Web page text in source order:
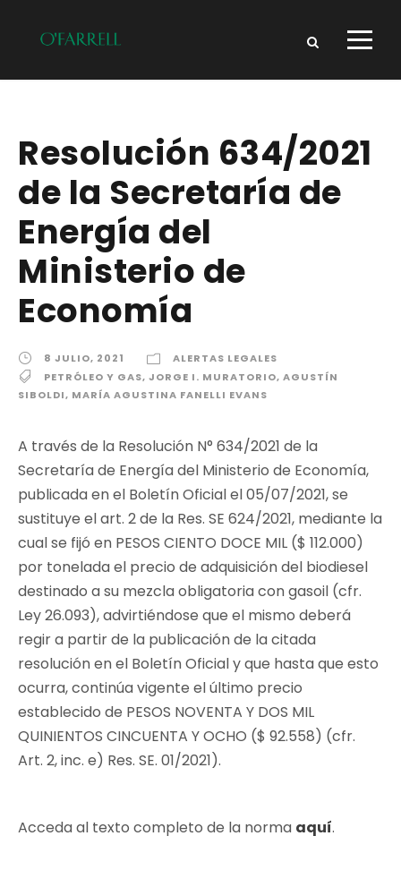
Resolución 634/2021
de la Secretaría de
Energía del
Ministerio de
Economía
8 JULIO, 2021
ALERTAS LEGALES
PETRÓLEO Y GAS, JORGE I. MURATORIO, AGUSTÍN
SIBOLDI, MARÍA AGUSTINA FANELLI EVANS
A través de la Resolución N° 634/2021 de la
Secretaría de Energía del Ministerio de Economía,
publicada en el Boletín Oficial el 05/07/2021, se
sustituye el art. 2 de la Res. SE 624/2021, mediante la
cual se fijó en PESOS CIENTO DOCE MIL ($ 112.000)
por tonelada el precio de adquisición del biodiesel
destinado a su mezcla obligatoria con gasoil (cfr.
Ley 26.093), advirtiéndose que el mismo deberá
regir a partir de la publicación de la citada
resolución en el Boletín Oficial y que hasta que esto
ocurra, continúa vigente el último precio
establecido de PESOS NOVENTA Y DOS MIL
QUINIENTOS CINCUENTA Y OCHO ($ 92.558) (cfr.
Art. 2, inc. e) Res. SE. 01/2021).
Acceda al texto completo de la norma aquí.